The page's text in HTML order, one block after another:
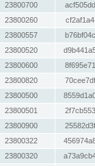
23800700
23800260
23800557
23800520
23800600
23800820
23800500
23800501
23800900
23800322
23800320